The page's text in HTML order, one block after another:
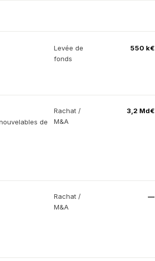
Levée de
fonds
550 k€
de
Rachat /
M&A
3,2 Md€
Rachat /
M&A
—